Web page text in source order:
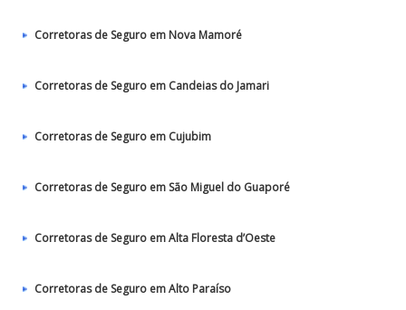
Corretoras de Seguro em Nova Mamoré
Corretoras de Seguro em Candeias do Jamari
Corretoras de Seguro em Cujubim
Corretoras de Seguro em São Miguel do Guaporé
Corretoras de Seguro em Alta Floresta d’Oeste
Corretoras de Seguro em Alto Paraíso